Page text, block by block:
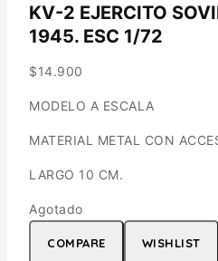
KV-2 EJERCITO
1945. ESC 1/72
$14.900
MODELO A ESCALA
MATERIAL METAL CON
LARGO 10 CM.
Agotado
COMPARE WISHLIST